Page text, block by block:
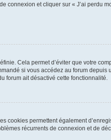
connexion et cliquer sur « J’ai perdu
Cela permet d’éviter que votre
si vous accédez au forum depuis
forum ait désactivé cette fonctionnalité.
cookies permettent également
récurrents de connexion et de